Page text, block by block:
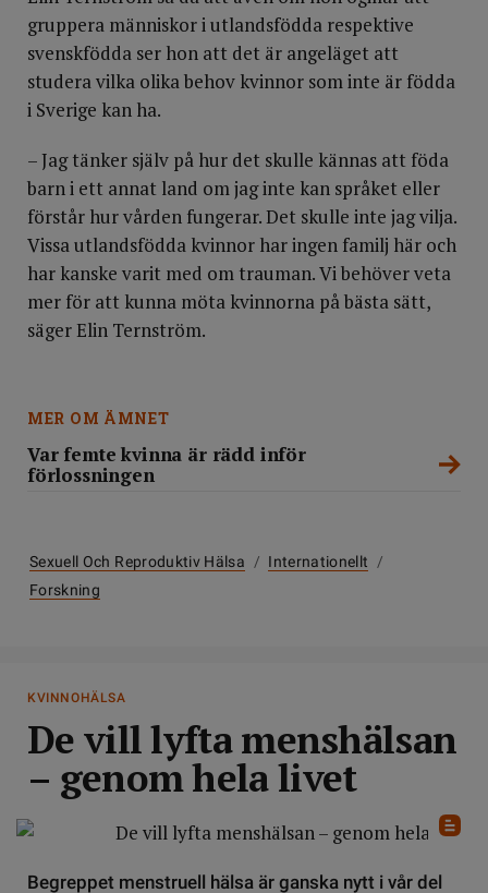
gruppera människor i utlandsfödda respektive
svenskfödda ser hon att det är angeläget att
studera vilka olika behov kvinnor som inte är födda
i Sverige kan ha.
– Jag tänker själv på hur det skulle kännas att föda
barn i ett annat land om jag inte kan språket eller
förstår hur vården fungerar. Det skulle inte jag vilja.
Vissa utlandsfödda kvinnor har ingen familj här och
har kanske varit med om trauman. Vi behöver veta
mer för att kunna möta kvinnorna på bästa sätt,
säger Elin Ternström.
MER OM ÄMNET
Var femte kvinna är rädd inför
förlossningen
Sexuell Och Reproduktiv Hälsa / Internationellt
/
Forskning
KVINNOHÄLSA
De vill lyfta menshälsan
– genom hela livet
Begreppet menstruell hälsa är ganska nytt i vår del